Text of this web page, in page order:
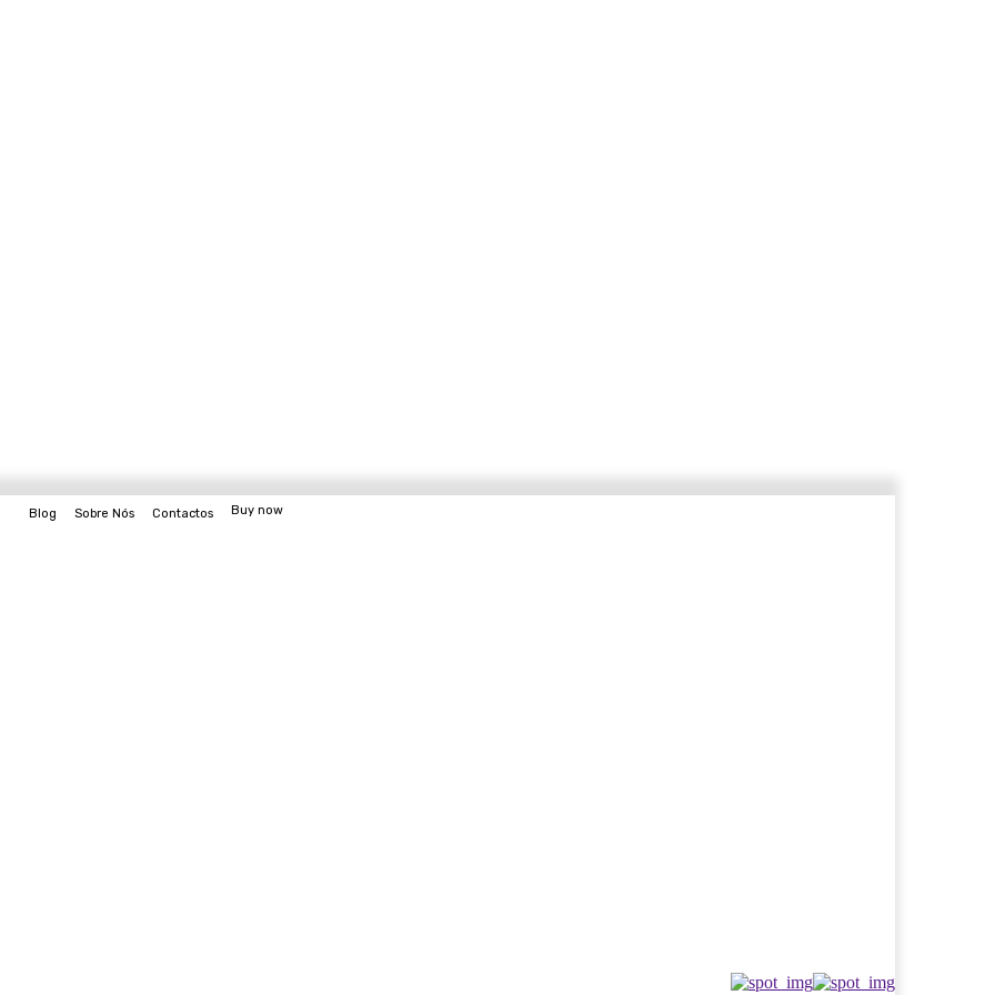
Blog Sobre Nós Contactos Buy now